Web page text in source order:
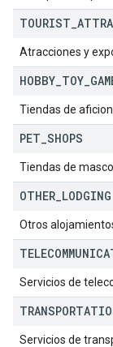
TOURIST
Atracciones y
HOBBY TOY
Tiendas de
PET SHOPS
Tiendas de
OTHER LODGING
Otros
Servicios de
Servicios de